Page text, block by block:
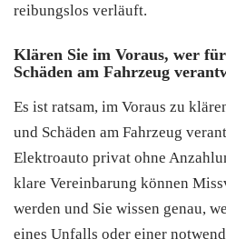
reibungslos verläuft.
Klären Sie im Voraus, wer
Schäden am Fahrzeug
Es ist ratsam, im Voraus zu
und Schäden am Fahrzeug
Elektroauto privat ohne
klare Vereinbarung können
werden und Sie wissen genau,
eines Unfalls oder einer